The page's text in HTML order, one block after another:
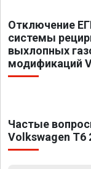
Отключение
системы
выхлопных
модификаций
Частые
Volkswagen T6